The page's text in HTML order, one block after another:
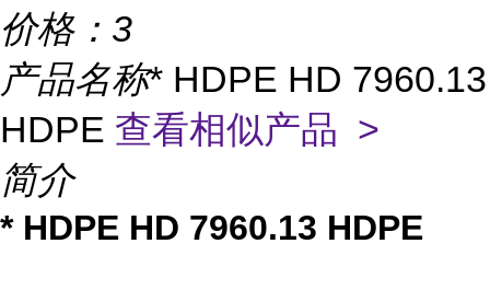
价格： 3
产品名称* HDPE HD 7960.13
HDPE 查看相似产品 >
简介
* HDPE HD 7960.13 HDPE